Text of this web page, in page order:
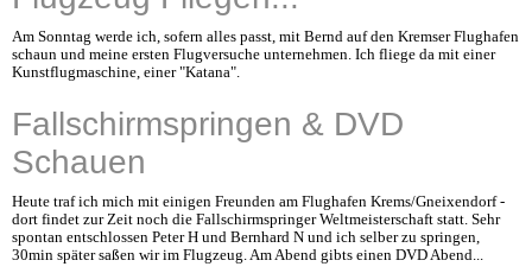
Am Sonntag werde ich, sofern alles passt, mit Bernd auf den Kremser Flughafen
schaun und meine ersten Flugversuche unternehmen. Ich fliege da mit einer
Kunstflugmaschine, einer "Katana".
Fallschirmspringen & DVD
Schauen
Heute traf ich mich mit einigen Freunden am Flughafen Krems/Gneixendorf -
dort findet zur Zeit noch die Fallschirmspringer Weltmeisterschaft statt. Sehr
spontan entschlossen Peter H und Bernhard N und ich selber zu springen,
30min später saßen wir im Flugzeug. Am Abend gibts einen DVD Abend...